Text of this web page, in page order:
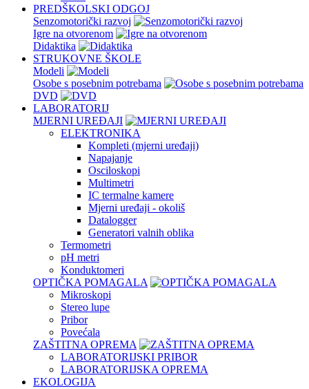
PREDŠKOLSKI ODGOJ
Senzomotorički razvoj
Igre na otvorenom
Didaktika
STRUKOVNE ŠKOLE
Modeli
Osobe s posebnim potrebama
DVD
LABORATORIJ
MJERNI UREĐAJI
ELEKTRONIKA
Kompleti (mjerni uređaji)
Napajanje
Osciloskopi
Multimetri
IC termalne kamere
Mjerni uređaji - okoliš
Datalogger
Generatori valnih oblika
Termometri
pH metri
Konduktomeri
OPTIČKA POMAGALA
Mikroskopi
Stereo lupe
Pribor
Povećala
ZAŠTITNA OPREMA
LABORATORIJSKI PRIBOR
LABORATORIJSKA OPREMA
EKOLOGIJA